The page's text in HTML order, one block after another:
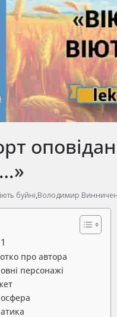
буйні,Володимир
про автора
персонажі